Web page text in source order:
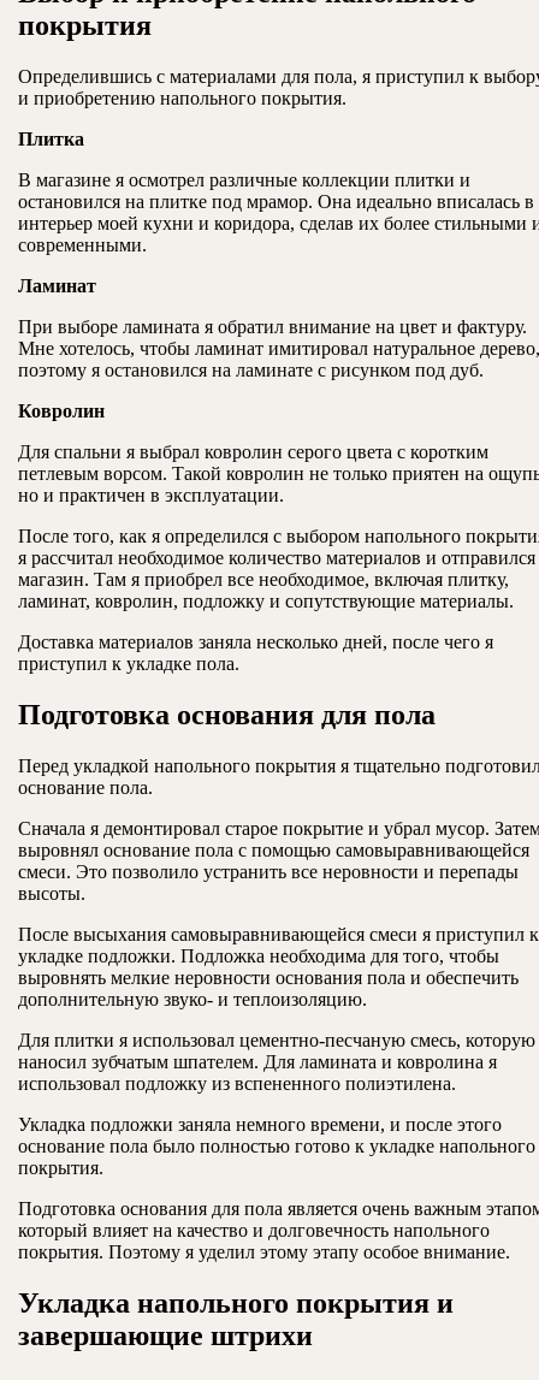
покрытия
Определившись с материалами для пола, я приступил к
и приобретению напольного покрытия.
Плитка
В магазине я осмотрел различные коллекции плитки и
остановился на плитке под мрамор. Она идеально вписалась в
интерьер моей кухни и коридора, сделав их более стильными
современными.
Ламинат
При выборе ламината я обратил внимание на цвет и фактуру.
Мне хотелось, чтобы ламинат имитировал натуральное дерево,
поэтому я остановился на ламинате с рисунком под дуб.
Ковролин
Для спальни я выбрал ковролин серого цвета с коротким
петлевым ворсом. Такой ковролин не только приятен на
но и практичен в эксплуатации.
После того, как я определился с выбором напольного
я рассчитал необходимое количество материалов и отправился
магазин. Там я приобрел все необходимое, включая плитку,
ламинат, ковролин, подложку и сопутствующие материалы.
Доставка материалов заняла несколько дней, после чего я
приступил к укладке пола.
Подготовка основания для пола
Перед укладкой напольного покрытия я тщательно
основание пола.
Сначала я демонтировал старое покрытие и убрал мусор.
выровнял основание пола с помощью самовыравнивающейся
смеси. Это позволило устранить все неровности и перепады
высоты.
После высыхания самовыравнивающейся смеси я приступил к
укладке подложки. Подложка необходима для того, чтобы
выровнять мелкие неровности основания пола и обеспечить
дополнительную звуко- и теплоизоляцию.
Для плитки я использовал цементно-песчаную смесь, которую
наносил зубчатым шпателем. Для ламината и ковролина я
использовал подложку из вспененного полиэтилена.
Укладка подложки заняла немного времени, и после этого
основание пола было полностью готово к укладке напольного
покрытия.
Подготовка основания для пола является очень важным
который влияет на качество и долговечность напольного
покрытия. Поэтому я уделил этому этапу особое внимание.
Укладка напольного покрытия и
завершающие штрихи